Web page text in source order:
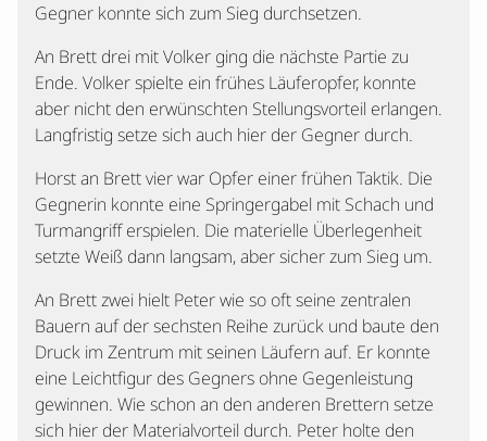
Gegner konnte sich zum Sieg durchsetzen.
An Brett drei mit Volker ging die nächste Partie zu
Ende. Volker spielte ein frühes Läuferopfer, konnte
aber nicht den erwünschten Stellungsvorteil erlangen.
Langfristig setze sich auch hier der Gegner durch.
Horst an Brett vier war Opfer einer frühen Taktik. Die
Gegnerin konnte eine Springergabel mit Schach und
Turmangriff erspielen. Die materielle Überlegenheit
setzte Weiß dann langsam, aber sicher zum Sieg um.
An Brett zwei hielt Peter wie so oft seine zentralen
Bauern auf der sechsten Reihe zurück und baute den
Druck im Zentrum mit seinen Läufern auf. Er konnte
eine Leichtfigur des Gegners ohne Gegenleistung
gewinnen. Wie schon an den anderen Brettern setze
sich hier der Materialvorteil durch. Peter holte den